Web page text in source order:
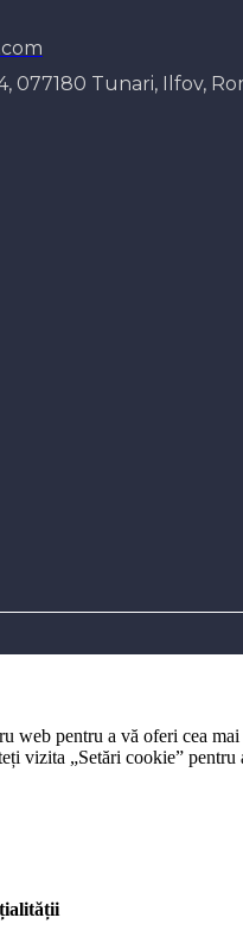
077180 Tunari, Ilfov,
web pentru a vă oferi cea
vizita „Setări cookie”